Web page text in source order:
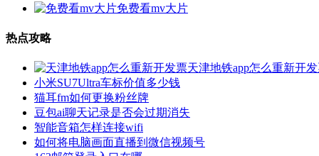
免费看mv大片
热点攻略
天津地铁app怎么重新开
小米SU7Ultra车标价值多少钱
猫耳fm如何更换粉丝牌
豆包ai聊天记录是否会过期消失
智能音箱怎样连接wifi
如何将电脑画面直播到微信视频号